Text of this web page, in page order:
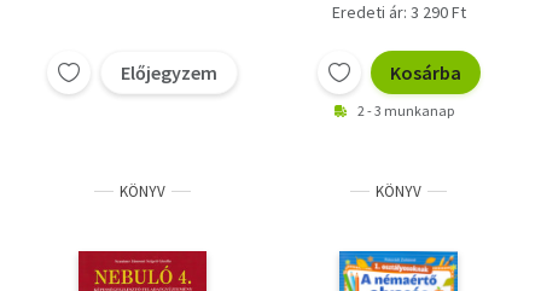
Előjegyzem
Eredeti ár: 3 290 Ft
Kosárba
2 - 3 munkanap
KÖNYV KÖNYV